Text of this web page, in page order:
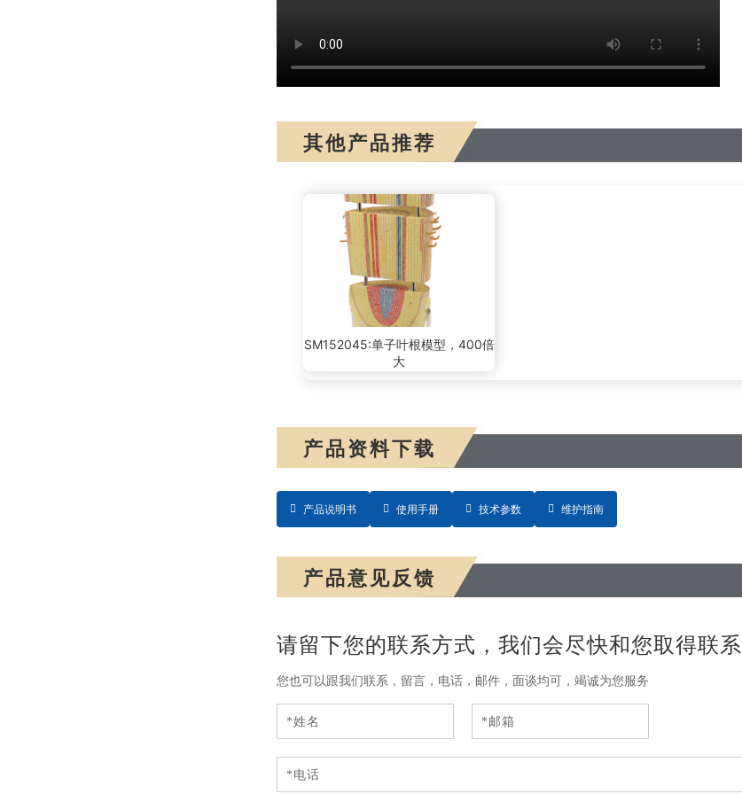
其他产品推荐
SM152045:单子叶根模型，400倍
大
产品资料下载
产品说明书 使用手册 技术参数 维护指南
产品意见反馈
请留下您的联系方式，我们会尽快和您取得联系
您也可以跟我们联系，留言，电话，邮件，面谈均可，竭诚为您服务